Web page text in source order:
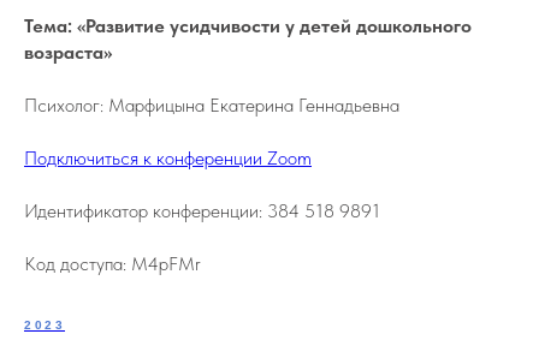
Тема: «Развитие усидчивости у детей дошкольного
возраста»
Психолог: Марфицына Екатерина Геннадьевна
Подключиться к конференции Zoom
Идентификатор конференции: 384 518 9891
Код доступа: M4pFMr
2023